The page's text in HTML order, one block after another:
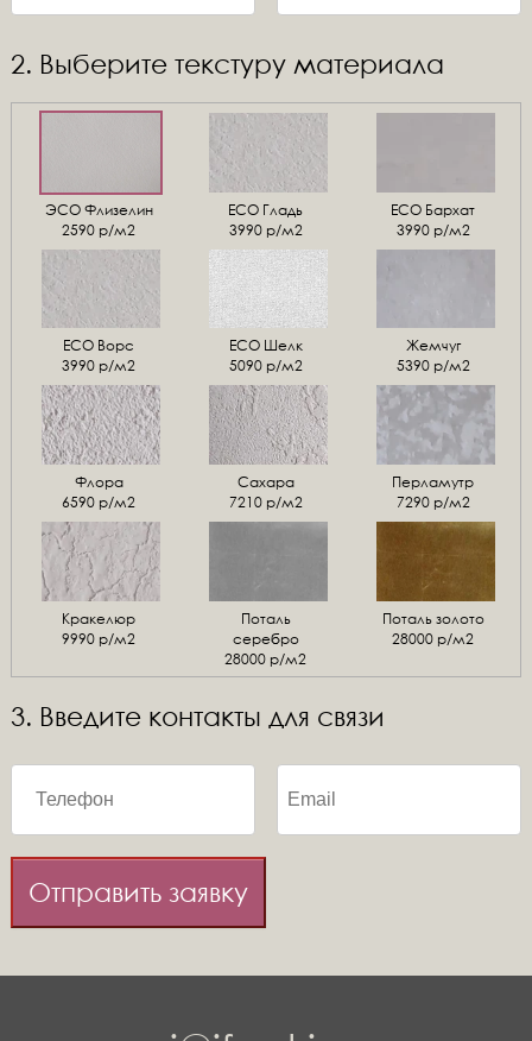
2. Выберите текстуру материала
ЭСО Флизелин
2590 р/м2
ЕСО Гладь
3990 р/м2
ECO Бархат
3990 р/м2
ЕСО Ворс
3990 р/м2
ЕСО Шелк
5090 р/м2
Жемчуг
5390 р/м2
Флора
6590 р/м2
Сахара
7210 р/м2
Перламутр
7290 р/м2
Кракелюр
9990 р/м2
Поталь
серебро
28000 р/м2
Поталь золото
28000 р/м2
3. Введите контакты для связи
Отправить заявку